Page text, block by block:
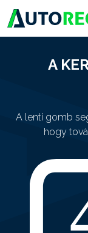
A
A lenti gomb
hogy